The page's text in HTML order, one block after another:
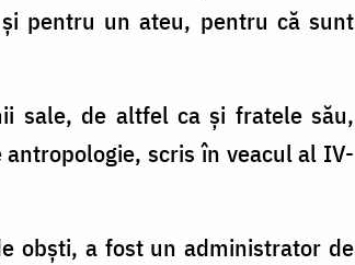
pentru un ateu, pentru că sunt
sale, de altfel ca şi fratele său,
scris în veacul al IV-
obşti, a fost un administrator de